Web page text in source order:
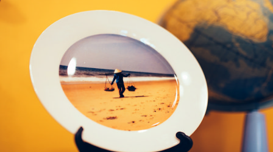
Ваш регион доставки
Выберите из списка: